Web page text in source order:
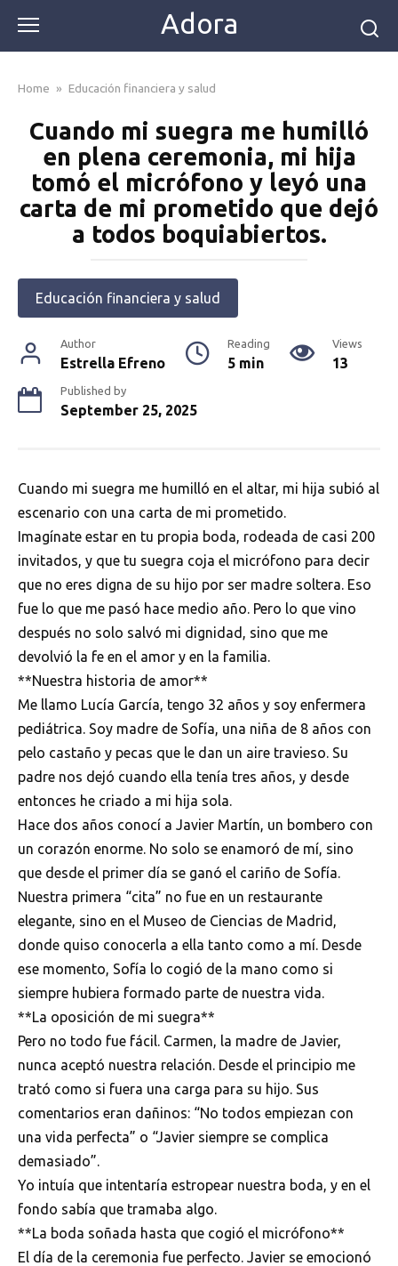
content
Adora
Home » Educación financiera y salud
Cuando mi suegra me humilló
en plena ceremonia, mi hija
tomó el micrófono y leyó una
carta de mi prometido que dejó
a todos boquiabiertos.
Educación financiera y salud
Author
Estrella Efreno
Reading
5 min
Views
13
Published by
September 25, 2025
Cuando mi suegra me humilló en el altar, mi hija subió al
escenario con una carta de mi prometido.
Imagínate estar en tu propia boda, rodeada de casi 200
invitados, y que tu suegra coja el micrófono para decir
que no eres digna de su hijo por ser madre soltera. Eso
fue lo que me pasó hace medio año. Pero lo que vino
después no solo salvó mi dignidad, sino que me
devolvió la fe en el amor y en la familia.
**Nuestra historia de amor**
Me llamo Lucía García, tengo 32 años y soy enfermera
pediátrica. Soy madre de Sofía, una niña de 8 años con
pelo castaño y pecas que le dan un aire travieso. Su
padre nos dejó cuando ella tenía tres años, y desde
entonces he criado a mi hija sola.
Hace dos años conocí a Javier Martín, un bombero con
un corazón enorme. No solo se enamoró de mí, sino
que desde el primer día se ganó el cariño de Sofía.
Nuestra primera “cita” no fue en un restaurante
elegante, sino en el Museo de Ciencias de Madrid,
donde quiso conocerla a ella tanto como a mí. Desde
ese momento, Sofía lo cogió de la mano como si
siempre hubiera formado parte de nuestra vida.
**La oposición de mi suegra**
Pero no todo fue fácil. Carmen, la madre de Javier,
nunca aceptó nuestra relación. Desde el principio me
trató como si fuera una carga para su hijo. Sus
comentarios eran dañinos: “No todos empiezan con
una vida perfecta” o “Javier siempre se complica
demasiado”.
Yo intuía que intentaría estropear nuestra boda, y en el
fondo sabía que tramaba algo.
**La boda soñada hasta que cogió el micrófono**
El día de la ceremonia fue perfecto. Javier se emocionó